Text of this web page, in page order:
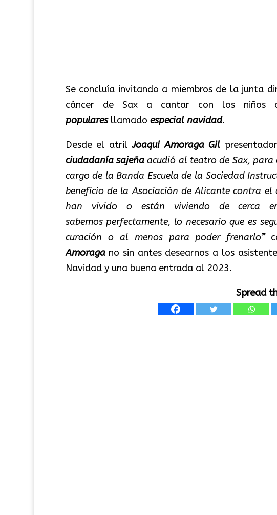
Se concluía invitando a miembros de la junta
cáncer de Sax a cantar con los
popularesllamado especial navidad.
Desde el atrilJoaqui Amoraga Gil
ciudadanía sajeña acudió al teatro de Sax,
cargo de la Banda Escuela de la Sociedad
beneficio de la Asociación de Alicante contra el
han vivido o están viviendo de cerca
sabemos perfectamente, lo necesario que es
curación o al menos para poder frenarlo”
Amoragano sin antes desearnos a los
Navidad y una buena entrada al 2023.
Spread